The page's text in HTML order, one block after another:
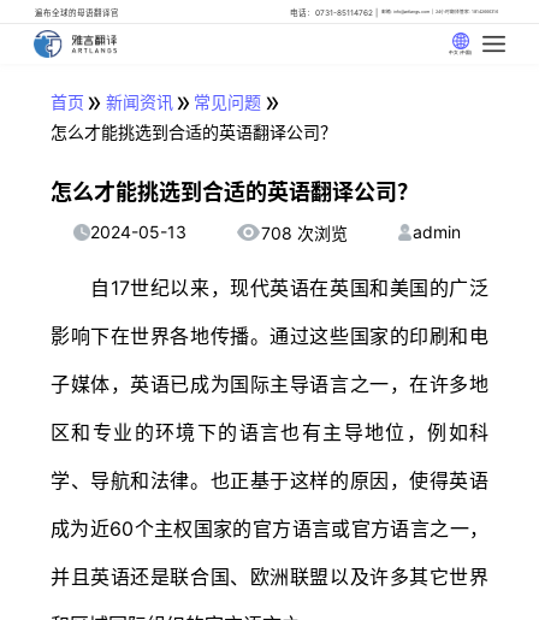
遍布全球的母语翻译官 电话：0731-85114762 邮箱: info@artlangs.com 24小时翻译管家: 18142666316
中文 (中国)
首页 » 新闻资讯» 常见问题 »
怎么才能挑选到合适的英语翻译公司？
怎么才能挑选到合适的英语翻译公司？
2024-05-13 708 次浏览 admin
自17世纪以来，现代英语在英国和美国的广泛
影响下在世界各地传播。通过这些国家的印刷和电
子媒体，英语已成为国际主导语言之一，在许多地
区和专业的环境下的语言也有主导地位，例如科
学、导航和法律。也正基于这样的原因，使得英语
成为近60个主权国家的官方语言或官方语言之一，
并且英语还是联合国、欧洲联盟以及许多其它世界